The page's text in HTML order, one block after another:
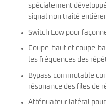
spécialement
signal non traité
Switch Low pour
Coupe-haut et coupe-
les fréquences des
Bypass commutable
résonance des files de
Atténuateur latéral